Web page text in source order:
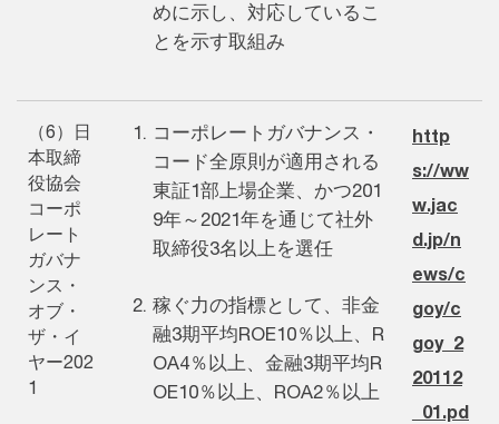
めに示し、対応しているこ
とを示す取組み
（6）日
本取締
役協会
コーポ
レート
ガバナ
ンス・
オブ・
ザ・イ
ヤー202
1
コーポレートガバナンス・
コード全原則が適用される
東証1部上場企業、かつ201
9年～2021年を通じて社外
取締役3名以上を選任
稼ぐ力の指標として、非金
融3期平均ROE10％以上、R
OA4％以上、金融3期平均R
OE10％以上、ROA2％以上
http
s://ww
w.jac
d.jp/n
ews/c
goy/c
goy_2
20112
_01.pd